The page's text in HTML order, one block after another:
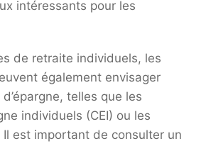
intéressants pour les
de retraite individuels, les
également envisager
telles que les
individuels (CEI) ou les
est important de consulter un